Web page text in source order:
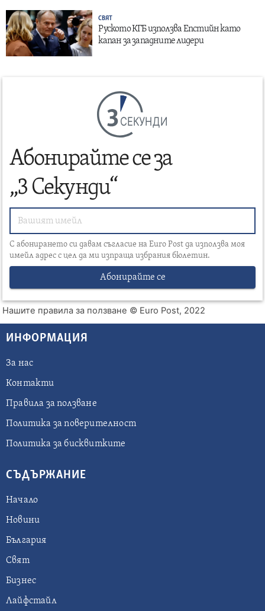
СВЯТ
Руското КГБ използва Епстийн като
капан за западните лидери
СЕКУНДИ
Абонирайте се за
„3 Секунди“
С абонирането си давам съгласие на Euro Post да използва моя
имейл адрес с цел да ми изпраща избрания бюлетин.
Абонирайте се
Нашите правила за ползване © Euro Post, 2022
ИНФОРМАЦИЯ
За нас
Контакти
Правила за ползване
Политика за поверителност
Политика за бисквитките
СЪДЪРЖАНИЕ
Начало
Новини
България
Свят
Бизнес
Лайфстайл